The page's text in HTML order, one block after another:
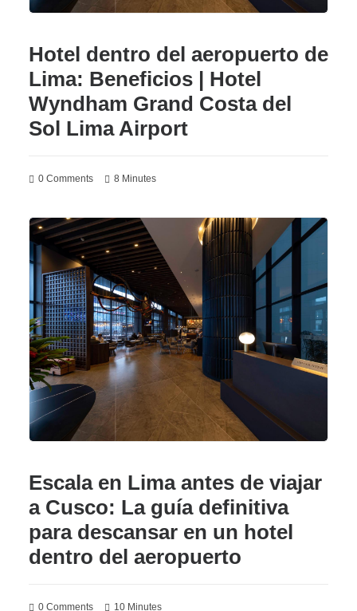
Hotel dentro del aeropuerto de
Lima: Beneficios | Hotel
Wyndham Grand Costa del
Sol Lima Airport
0 Comments 8 Minutes
Escala en Lima antes de viajar
a Cusco: La guía definitiva
para descansar en un hotel
dentro del aeropuerto
0 Comments 10 Minutes